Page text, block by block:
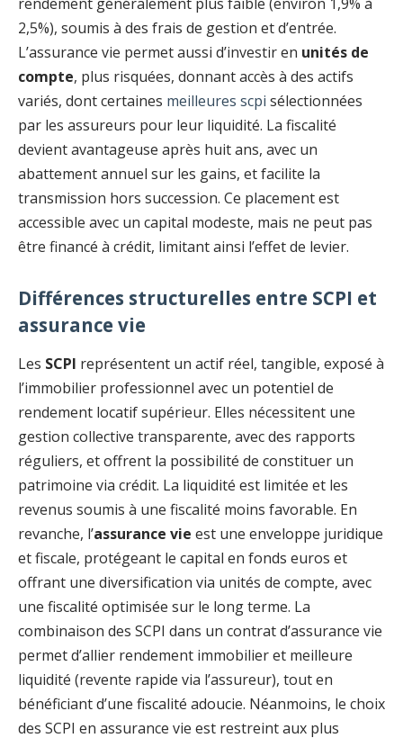
2,5%), soumis à des frais de gestion et d’entrée.
L’assurance vie permet aussi d’investir en unités de
compte, plus risquées, donnant accès à des actifs
variés, dont certaines meilleures scpi sélectionnées
par les assureurs pour leur liquidité. La fiscalité
devient avantageuse après huit ans, avec un
abattement annuel sur les gains, et facilite la
transmission hors succession. Ce placement est
accessible avec un capital modeste, mais ne peut pas
être financé à crédit, limitant ainsi l’effet de levier.
Différences structurelles entre SCPI et
assurance vie
Les SCPI représentent un actif réel, tangible, exposé à
l’immobilier professionnel avec un potentiel de
rendement locatif supérieur. Elles nécessitent une
gestion collective transparente, avec des rapports
réguliers, et offrent la possibilité de constituer un
patrimoine via crédit. La liquidité est limitée et les
revenus soumis à une fiscalité moins favorable. En
revanche, l’assurance vie est une enveloppe juridique
et fiscale, protégeant le capital en fonds euros et
offrant une diversification via unités de compte, avec
une fiscalité optimisée sur le long terme. La
combinaison des SCPI dans un contrat d’assurance vie
permet d’allier rendement immobilier et meilleure
liquidité (revente rapide via l’assureur), tout en
bénéficiant d’une fiscalité adoucie. Néanmoins, le choix
des SCPI en assurance vie est restreint aux plus